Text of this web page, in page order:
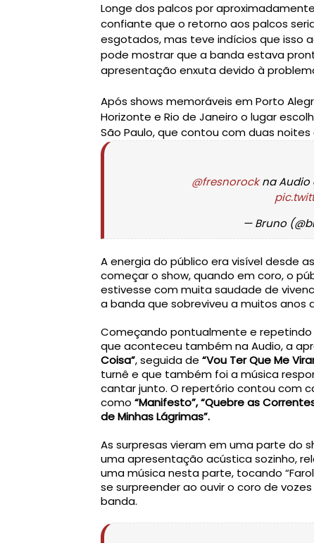
Longe dos palcos por
confiante que o retorno aos palcos
esgotados, mas teve indícios que isso
pode mostrar que a banda estava
Após shows memoráveis em Porto
Horizonte e Rio de Janeiro o lugar
São Paulo, que contou com duas
@fresnorock na Audio
— Bruno
A energia do público era visível desde
começar o show, quando em coro, o
estivesse com muita saudade de
a banda que sobreviveu a muitos anos
Começando pontualmente e
que aconteceu também na Audio, a
Coisa”, seguida de “Vou Ter Que Me
turnê e que também foi a música
cantar junto. O repertório contou com
como “Manifesto”, “Quebre as
de Minhas Lágrimas”.
As surpresas vieram em uma parte do
uma apresentação acústica sozinho,
uma música nesta parte, tocando
se surpreender ao ouvir o coro de
banda.